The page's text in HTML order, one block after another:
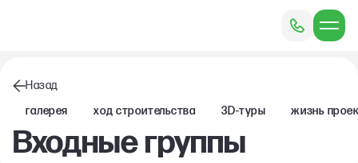
Назад
Входные группы
Галерея Ход строительства 3D-туры Жизнь